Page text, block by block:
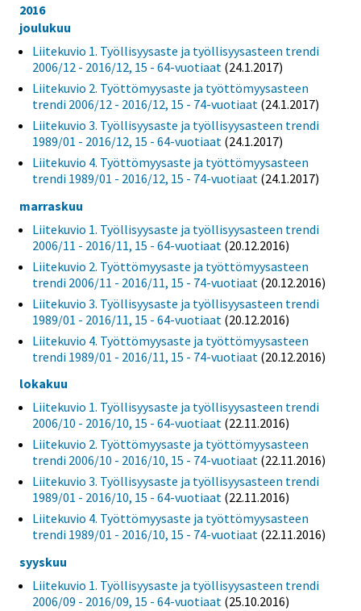
2016
joulukuu
Liitekuvio 1. Työllisyysaste ja työllisyysasteen trendi
2006/12 - 2016/12, 15 - 64-vuotiaat (24.1.2017)
Liitekuvio 2. Työttömyysaste ja työttömyysasteen
trendi 2006/12 - 2016/12, 15 - 74-vuotiaat (24.1.2017)
Liitekuvio 3. Työllisyysaste ja työllisyysasteen trendi
1989/01 - 2016/12, 15 - 64-vuotiaat (24.1.2017)
Liitekuvio 4. Työttömyysaste ja työttömyysasteen
trendi 1989/01 - 2016/12, 15 - 74-vuotiaat (24.1.2017)
marraskuu
Liitekuvio 1. Työllisyysaste ja työllisyysasteen trendi
2006/11 - 2016/11, 15 - 64-vuotiaat (20.12.2016)
Liitekuvio 2. Työttömyysaste ja työttömyysasteen
trendi 2006/11 - 2016/11, 15 - 74-vuotiaat (20.12.2016)
Liitekuvio 3. Työllisyysaste ja työllisyysasteen trendi
1989/01 - 2016/11, 15 - 64-vuotiaat (20.12.2016)
Liitekuvio 4. Työttömyysaste ja työttömyysasteen
trendi 1989/01 - 2016/11, 15 - 74-vuotiaat (20.12.2016)
lokakuu
Liitekuvio 1. Työllisyysaste ja työllisyysasteen trendi
2006/10 - 2016/10, 15 - 64-vuotiaat (22.11.2016)
Liitekuvio 2. Työttömyysaste ja työttömyysasteen
trendi 2006/10 - 2016/10, 15 - 74-vuotiaat (22.11.2016)
Liitekuvio 3. Työllisyysaste ja työllisyysasteen trendi
1989/01 - 2016/10, 15 - 64-vuotiaat (22.11.2016)
Liitekuvio 4. Työttömyysaste ja työttömyysasteen
trendi 1989/01 - 2016/10, 15 - 74-vuotiaat (22.11.2016)
syyskuu
Liitekuvio 1. Työllisyysaste ja työllisyysasteen trendi
2006/09 - 2016/09, 15 - 64-vuotiaat (25.10.2016)